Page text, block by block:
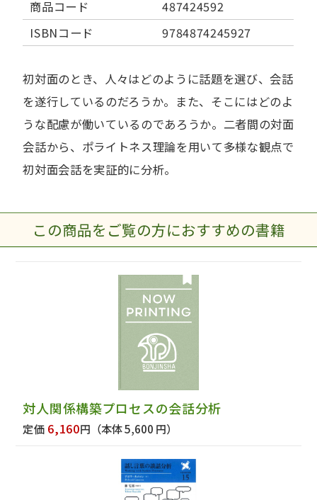
商品コード
487424592
ISBNコード
9784874245927
初対面のとき、人々はどのように話題を選び、会話
を遂行しているのだろうか。また、そこにはどのよ
うな配慮が働いているのであろうか。二者間の対面
会話から、ポライトネス理論を用いて多様な観点で
初対面会話を実証的に分析。
この商品をご覧の方におすすめの書籍
対人関係構築プロセスの会話分析
定価 6,160円 （本体 5,600 円）